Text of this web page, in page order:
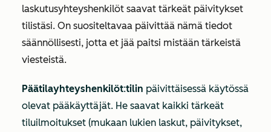
laskutusyhteyshenkilöt saavat tärkeät päivitykset
tilistäsi. On suositeltavaa päivittää nämä tiedot
säännöllisesti, jotta et jää paitsi mistään tärkeistä
viesteistä.
Päätilayhteyshenkilöt:tilin päivittäisessä käytössä
olevat pääkäyttäjät. He saavat kaikki tärkeät
tiluilmoitukset (mukaan lukien laskut, päivitykset,